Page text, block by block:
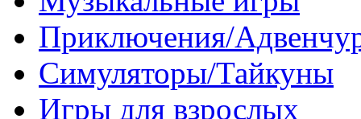
Приключения/
Симуляторы/Тайкуны
Игры для взрослых